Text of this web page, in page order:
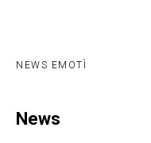
NEWS EMOTÌ
News